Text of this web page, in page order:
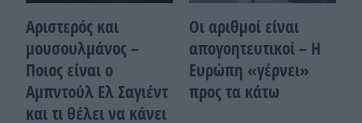
Αριστερός και
μουσουλμάνος –
Ποιoς είναι ο
Αμπντούλ Ελ Σαγιέντ
και τι θέλει να κάνει
Οι αριθμοί είναι
απογοητευτικοί – Η
Ευρώπη «γέρνει»
προς τα κάτω